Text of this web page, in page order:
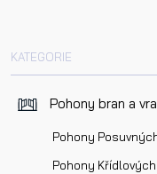
KATEGORIE
Pohony bran a
Pohony
Pohony